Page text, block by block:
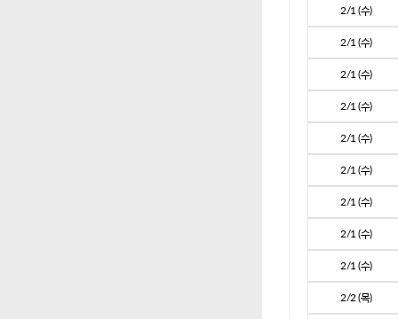
2/1 (수)
2/1 (수)
2/1 (수)
2/1 (수)
2/1 (수)
2/1 (수)
2/1 (수)
2/1 (수)
2/1 (수)
2/2 (목)